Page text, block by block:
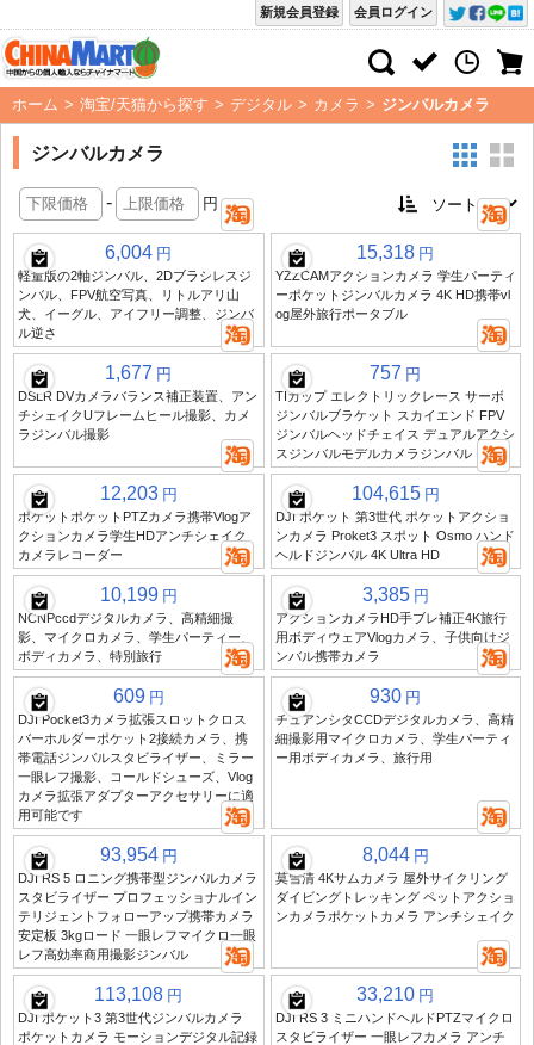
会員ログイン
新規会員登録
ホーム > 淘宝/天猫から探す > デジタル > カメラ > ジンバルカメラ
ジンバルカメラ
- 円
6,004 円
軽量版の2軸ジンバル、2Dブラシレスジ
ンバル、FPV航空写真、リトルアリ山
犬、イーグル、アイフリー調整、ジンバ
ル逆さ
15,318 円
YZZCAMアクションカメラ 学生パーティ
ーポケットジンバルカメラ 4K HD携帯vl
og屋外旅行ポータブル
1,677 円
DSLR DVカメラバランス補正装置、アン
チシェイクUフレームヒール撮影、カメ
ラジンバル撮影
757 円
TIカップ エレクトリックレース サーボ
ジンバルブラケット スカイエンド FPV
ジンバルヘッドチェイス デュアルアクシ
スジンバルモデルカメラジンバル
12,203 円
ポケットポケットPTZカメラ携帯Vlogア
クションカメラ学生HDアンチシェイク
カメラレコーダー
104,615 円
DJI ポケット 第3世代 ポケットアクショ
ンカメラ Proket3 スポット Osmo ハンド
ヘルドジンバル 4K Ultra HD
10,199 円
NCNPccdデジタルカメラ、高精細撮
影、マイクロカメラ、学生パーティー、
ボディカメラ、特別旅行
3,385 円
アクションカメラHD手ブレ補正4K旅行
用ボディウェアVlogカメラ、子供向けジ
ンバル携帯カメラ
609 円
DJI Pocket3カメラ拡張スロットクロス
バーホルダーポケット2接続カメラ、携
帯電話ジンバルスタビライザー、ミラー
一眼レフ撮影、コールドシューズ、Vlog
カメラ拡張アダプターアクセサリーに適
用可能です
930 円
チュアンシタCCDデジタルカメラ、高精
細撮影用マイクロカメラ、学生パーティ
ー用ボディカメラ、旅行用
93,954 円
DJI RS 5 ロニング携帯型ジンバルカメラ
スタビライザー プロフェッショナルイン
テリジェントフォローアップ携帯カメラ
安定板 3kgロード 一眼レフマイクロ一眼
レフ高効率商用撮影ジンバル
8,044 円
莫雪清 4Kサムカメラ 屋外サイクリング
ダイビングトレッキング ペットアクショ
ンカメラポケットカメラ アンチシェイク
113,108 円
DJI ポケット3 第3世代ジンバルカメラ
ポケットカメラ モーションデジタル記録
33,210 円
DJI RS 3 ミニハンドヘルドPTZマイクロ
スタビライザー 一眼レフカメラ アンチ